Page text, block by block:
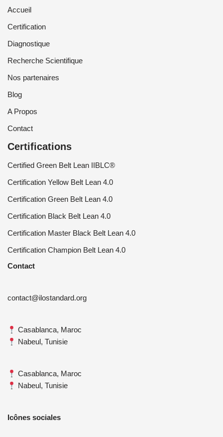
Accueil
Certification
Diagnostique
Recherche Scientifique
Nos partenaires
Blog
A Propos
Contact
Certifications
Certified Green Belt Lean IIBLC®
Certification Yellow Belt Lean 4.0
Certification Green Belt Lean 4.0
Certification Black Belt Lean 4.0
Certification Master Black Belt Lean 4.0
Certification Champion Belt Lean 4.0
Contact
contact@ilostandard.org
Casablanca, Maroc
Nabeul, Tunisie
Casablanca, Maroc
Nabeul, Tunisie
Icônes sociales